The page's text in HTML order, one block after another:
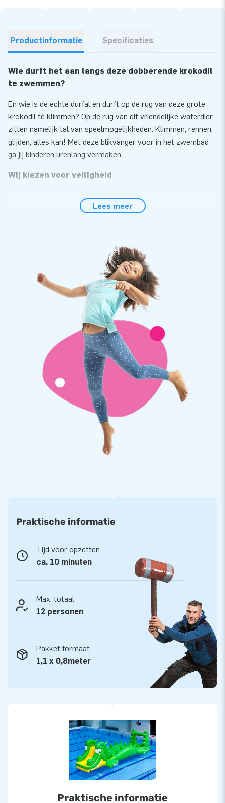
Productinformatie Specificaties
Wie durft het aan langs deze dobberende krokodil
te zwemmen?
En wie is de echte durfal en durft op de rug van deze grote
krokodil te klimmen? Op de rug van dit vriendelijke waterdier
zitten namelijk tal van speelmogelijkheden. Klimmen, rennen,
glijden, alles kan! Met deze blikvanger voor in het zwembad
ga jij kinderen urenlang vermaken.
Wij kiezen voor veiligheid
attracties die veilig en voor elke speler te gebruiken zijn.
elke attractie ontvang je een erkend keuringscertificaat,
blower, logboek en een duidelijke handleiding. Iedere
waterspel heeft meerdere verankerpunten, waar
verankermateriaal aan bevestigd dient te worden zodat de
attractie op zijn plaats blijft. Zo kan het feest veilig van start.
Al onze waterspelen zijn gemaakt van sterke, hoogfrequent
gelaste PVC doeken van 900 gram/m2. Zo garanderen wij de
kwaliteit van onze producten. De doeken hebben daarnaast
ook nog eens een handige beschermlaag die bestand is tegen
chloor en invloeden van open water. Dit zorgt voor duurzame
producten, die ook nog eens eenvoudig schoon te houden
zijn. Je krijgt één jaar garantie op de Krokodil Run.
Koop deze 9 meter lange krokodil-stormbaan voor in het
zwembad en bezorg kinderen een dag om nooit te vergeten!
Meer dan 15.000 klanten zijn al geholpen door ons team van
niet alleen een unieke opblaasattractie, maar ook onze
professionele service en levering. Daarom noemen onze
tevreden klanten ons ook wel ‘creators of greatness’.
Lees meer
Praktische informatie
Tijd voor opzetten
ca. 10 minuten
Max. totaal
12 personen
Pakket formaat
1,1 x 0,8meter
Praktische informatie